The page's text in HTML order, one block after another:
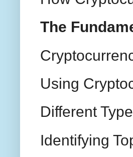
The
Using
Different
Identifying